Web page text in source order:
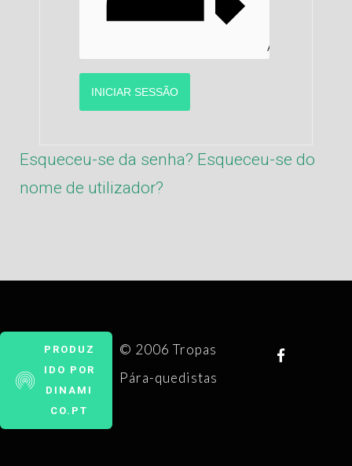
AUTENTICAR
INICIAR SESSÃO
Esqueceu-se da senha? Esqueceu-se do
nome de utilizador?
PRODUZ
IDO POR
DINAMI
CO.PT
© 2006 Tropas
Pára-quedistas